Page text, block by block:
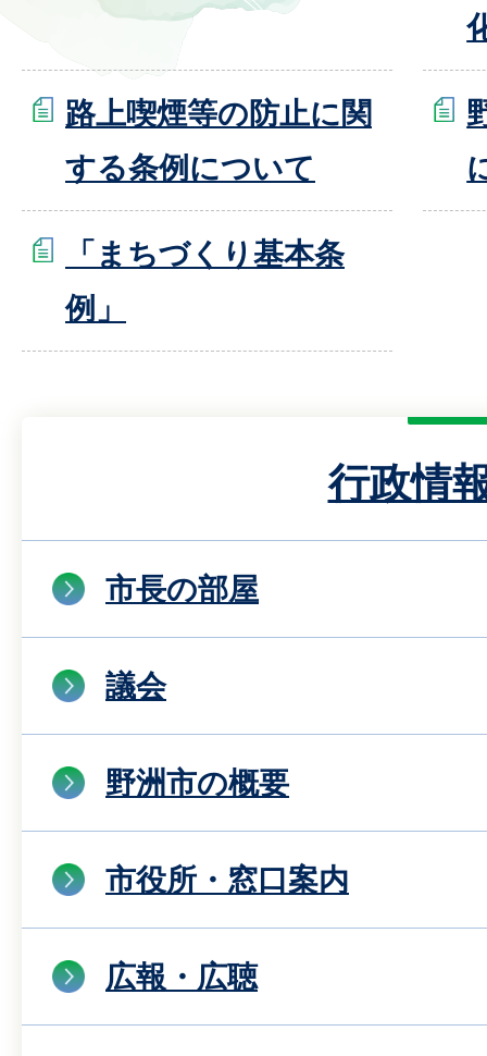
路上喫煙等の防止に関
する条例について
「まちづくり基本条
例」
行政情
市長の部屋
議会
野洲市の概要
市役所・窓口案内
広報・広聴